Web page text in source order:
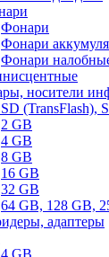
Фонари
Фонари
Фонари
носители
(TransFlash),
2 GB
4 GB
8 GB
16 GB
32 GB
64 GB, 128 GB,
адаптеры
4 GB